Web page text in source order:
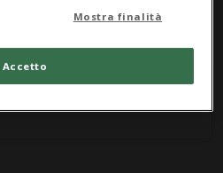
di
Mostra finalità
Accetto